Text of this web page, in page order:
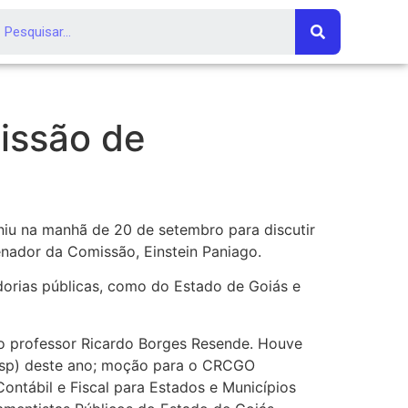
de
na manhã de 20 de setembro para discutir
da Comissão, Einstein Paniago.
públicas, como do Estado de Goiás e
Ricardo Borges Resende. Houve
deste ano; moção para o CRCGO
e Fiscal para Estados e Municípios